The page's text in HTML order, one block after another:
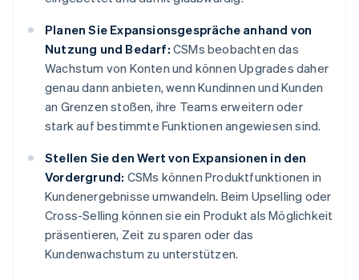
Planen Sie Expansionsgespräche anhand von
Nutzung und Bedarf: CSMs beobachten das
Wachstum von Konten und können Upgrades daher
genau dann anbieten, wenn Kundinnen und Kunden
an Grenzen stoßen, ihre Teams erweitern oder
stark auf bestimmte Funktionen angewiesen sind.
Stellen Sie den Wert von Expansionen in den
Vordergrund: CSMs können Produktfunktionen in
Kundenergebnisse umwandeln. Beim Upselling oder
Cross-Selling können sie ein Produkt als Möglichkeit
präsentieren, Zeit zu sparen oder das
Kundenwachstum zu unterstützen.